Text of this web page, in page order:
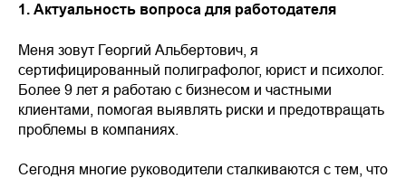
1. Актуальность вопроса для работодателя
Меня зовут Георгий Альбертович, я
сертифицированный полиграфолог, юрист и психолог.
Более 9 лет я работаю с бизнесом и частными
клиентами, помогая выявлять риски и предотвращать
проблемы в компаниях.
Сегодня многие руководители сталкиваются с тем, что